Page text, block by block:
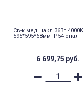
Св-к мед накл 36Вт 4000К
595*595*68мм IP54 опал
6 699,75 руб.